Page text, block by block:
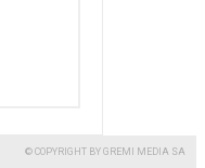
© COPYRIGHT BY GREMI MEDIA SA